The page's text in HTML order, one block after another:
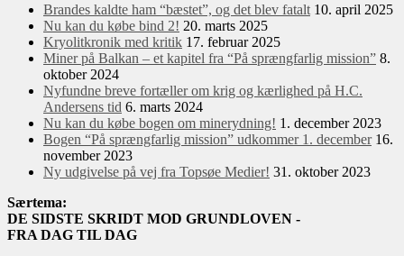
Brandes kaldte ham “bæstet”, og det blev fatalt 10. april 2025
Nu kan du købe bind 2! 20. marts 2025
Kryolitkronik med kritik 17. februar 2025
Miner på Balkan – et kapitel fra “På sprængfarlig mission” 8.
oktober 2024
Nyfundne breve fortæller om krig og kærlighed på H.C.
Andersens tid 6. marts 2024
Nu kan du købe bogen om minerydning! 1. december 2023
Bogen “På sprængfarlig mission” udkommer 1. december 16.
november 2023
Ny udgivelse på vej fra Topsøe Medier! 31. oktober 2023
Særtema:
DE SIDSTE SKRIDT MOD GRUNDLOVEN -
FRA DAG TIL DAG